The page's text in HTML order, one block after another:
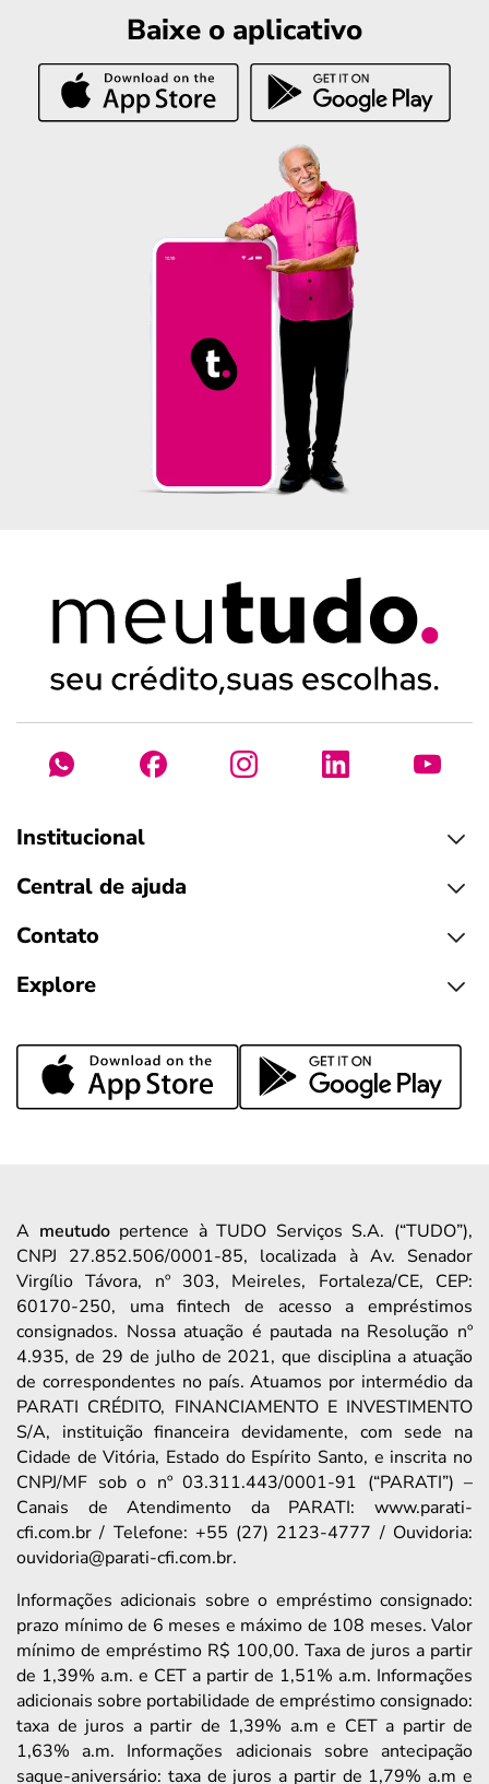
Baixe o aplicativo
Institucional
Central de ajuda
Contato
Explore
A meutudopertence à TUDO Serviços S.A. (“TUDO”),
CNPJ 27.852.506/0001-85, localizada à Av. Senador
Virgílio Távora, nº 303, Meireles, Fortaleza/CE, CEP:
60170-250, uma fintech de acesso a empréstimos
consignados. Nossa atuação é pautada na Resolução nº
4.935, de 29 de julho de 2021, que disciplina a atuação
de correspondentes no país. Atuamos por intermédio da
PARATI CRÉDITO, FINANCIAMENTO E INVESTIMENTO
S/A, instituição financeira devidamente, com sede na
Cidade de Vitória, Estado do Espírito Santo, e inscrita no
CNPJ/MF sob o nº 03.311.443/0001-91 (“PARATI”) –
Canais de Atendimento da PARATI: www.parati-
cfi.com.br / Telefone: +55 (27) 2123-4777 / Ouvidoria:
ouvidoria@parati-cfi.com.br.
Informações adicionais sobre o empréstimo consignado:
prazo mínimo de 6 meses e máximo de 108 meses. Valor
mínimo de empréstimo R$ 100,00. Taxa de juros a partir
de 1,39% a.m. e CET a partir de 1,51% a.m. Informações
adicionais sobre portabilidade de empréstimo consignado:
taxa de juros a partir de 1,39% a.m e CET a partir de
1,63% a.m. Informações adicionais sobre antecipação
saque-aniversário: taxa de juros a partir de 1,79% a.m e